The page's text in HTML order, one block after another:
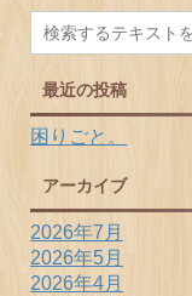
最近の投稿
困りごと。
アーカイブ
2026年7月
2026年5月
2026年4月